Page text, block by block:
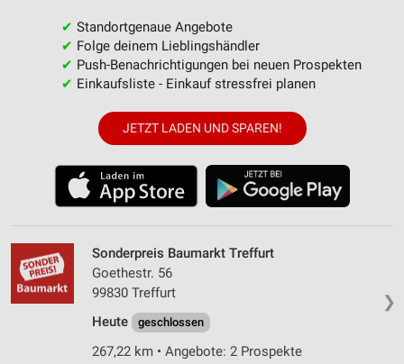
✔ Standortgenaue Angebote
✔ Folge deinem Lieblingshändler
✔ Push-Benachrichtigungen bei neuen Prospekten
✔ Einkaufsliste - Einkauf stressfrei planen
JETZT LADEN UND SPAREN!
❯
Sonderpreis Baumarkt Treffurt
Goethestr. 56
99830 Treffurt
Heute
geschlossen
267,22 km • Angebote: 2 Prospekte